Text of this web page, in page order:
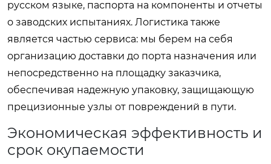
русском языке, паспорта на компоненты и отчеты
о заводских испытаниях. Логистика также
является частью сервиса: мы берем на себя
организацию доставки до порта назначения или
непосредственно на площадку заказчика,
обеспечивая надежную упаковку, защищающую
прецизионные узлы от повреждений в пути.
Экономическая эффективность и
срок окупаемости